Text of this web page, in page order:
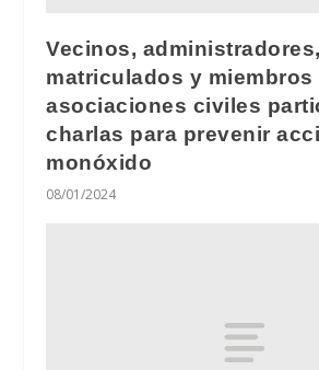
Vecinos,
matriculados y miembros
asociaciones civiles
charlas para prevenir
monóxido
08/01/2024